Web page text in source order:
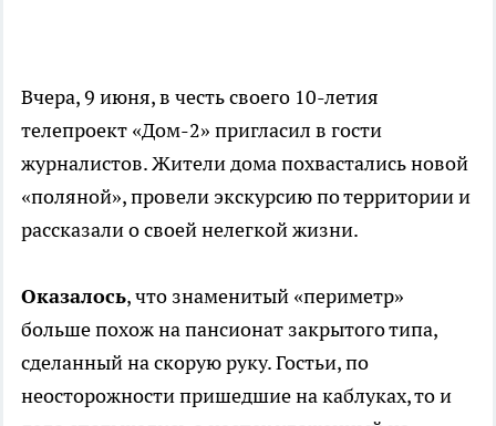
Вчера, 9 июня, в честь своего 10-летия
телепроект «Дом-2» пригласил в гости
журналистов. Жители дома похвастались новой
«поляной», провели экскурсию по территории и
рассказали о своей нелегкой жизни.
Оказалось, что знаменитый «периметр»
больше похож на пансионат закрытого типа,
сделанный на скорую руку. Гостьи, по
неосторожности пришедшие на каблуках, то и